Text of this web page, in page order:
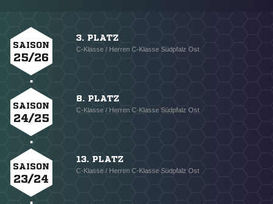
SAISON
25/26
3. PLATZ
C-Klasse / Herren C-Klasse Südpfalz Ost
SAISON
24/25
8. PLATZ
C-Klasse / Herren C-Klasse Südpfalz Ost
SAISON
23/24
13. PLATZ
C-Klasse / Herren C-Klasse Südpfalz Ost